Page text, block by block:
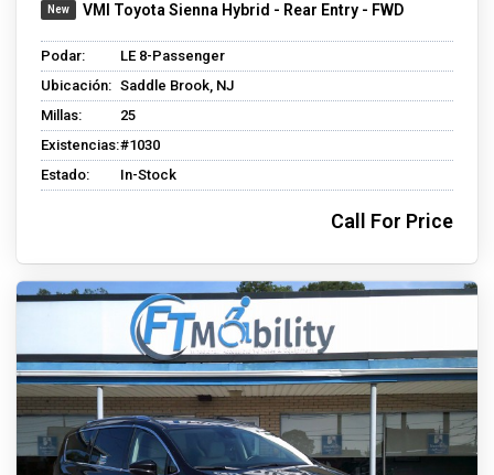
VMI Toyota Sienna Hybrid - Rear Entry - FWD
Podar:
LE 8-Passenger
Ubicación: Saddle Brook, NJ
Millas:
25
Existencias:#1030
Estado:
In-Stock
Call For Price